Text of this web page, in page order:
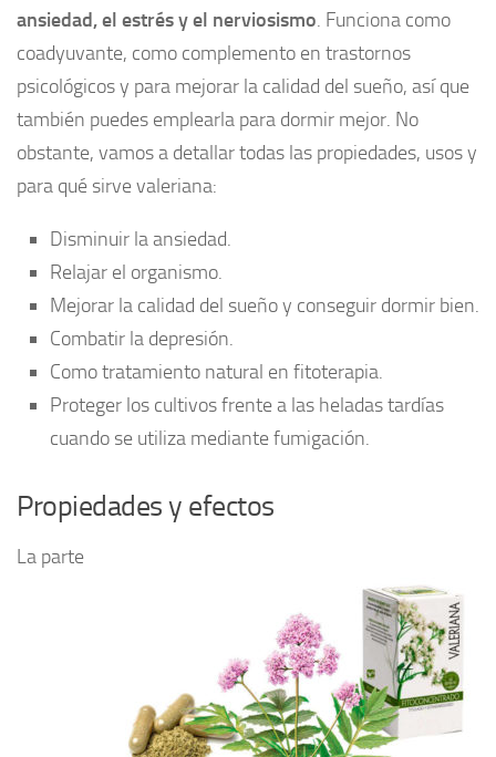
ansiedad, el estrés y el nerviosismo. Funciona como
coadyuvante, como complemento en trastornos
psicológicos y para mejorar la calidad del sueño, así que
también puedes emplearla para dormir mejor. No
obstante, vamos a detallar todas las propiedades, usos y
para qué sirve valeriana:
Disminuir la ansiedad.
Relajar el organismo.
Mejorar la calidad del sueño y conseguir dormir bien.
Combatir la depresión.
Como tratamiento natural en fitoterapia.
Proteger los cultivos frente a las heladas tardías
cuando se utiliza mediante fumigación.
Propiedades y efectos
La parte